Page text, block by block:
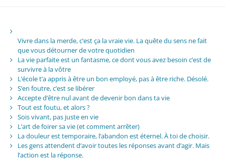
Vivre dans la merde, c’est ça la vraie vie. La quête du sens ne fait
que vous détourner de votre quotidien
La vie parfaite est un fantasme, ce dont vous avez besoin c’est de
survivre à la vôtre
L’école t’a appris à être un bon employé, pas à être riche. Désolé.
S’en foutre, c’est se libérer
Accepte d’être nul avant de devenir bon dans ta vie
Tout est foutu, et alors ?
Sois vivant, pas juste en vie
L’art de foirer sa vie (et comment arrêter)
La douleur est temporaire, l’abandon est éternel. À toi de choisir.
Les gens attendent d’avoir toutes les réponses avant d’agir. Mais
l’action est la réponse.